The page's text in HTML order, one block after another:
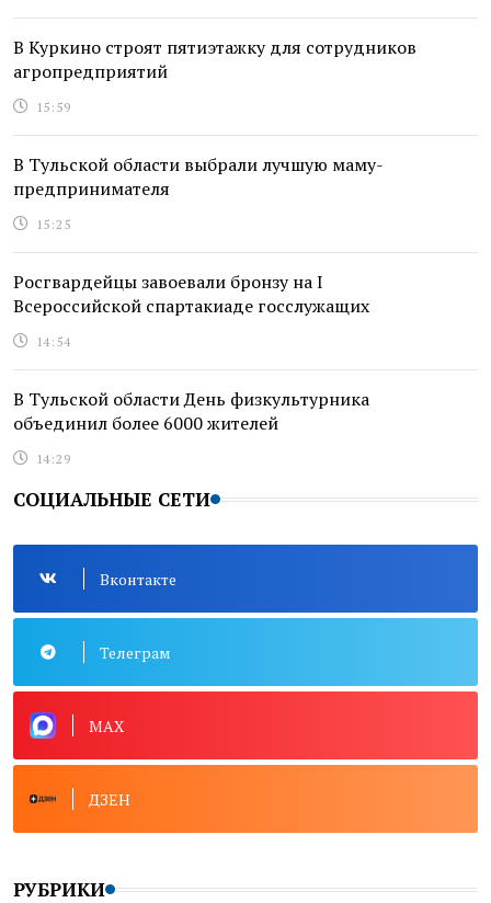
В Куркино строят пятиэтажку для сотрудников
агропредприятий
15:59
В Тульской области выбрали лучшую маму-
предпринимателя
15:25
Росгвардейцы завоевали бронзу на I
Всероссийской спартакиаде госслужащих
14:54
В Тульской области День физкультурника
объединил более 6000 жителей
14:29
СОЦИАЛЬНЫЕ СЕТИ
Вконтакте
Телеграм
MAX
ДЗЕН
РУБРИКИ